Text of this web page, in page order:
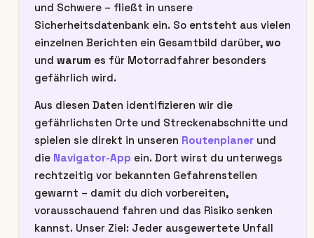
und Schwere – fließt in unsere
Sicherheitsdatenbank ein. So entsteht aus vielen
einzelnen Berichten ein Gesamtbild darüber, wo
und warum es für Motorradfahrer besonders
gefährlich wird.
Aus diesen Daten identifizieren wir die
gefährlichsten Orte und Streckenabschnitte und
spielen sie direkt in unseren Routenplaner und
die Navigator-App ein. Dort wirst du unterwegs
rechtzeitig vor bekannten Gefahrenstellen
gewarnt – damit du dich vorbereiten,
vorausschauend fahren und das Risiko senken
kannst. Unser Ziel: Jeder ausgewertete Unfall